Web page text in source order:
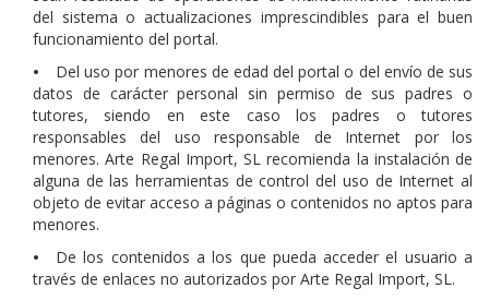
del sistema o actualizaciones imprescindibles para el buen
funcionamiento del portal.
•
Del uso por menores de edad del portal o del envío de sus
datos de carácter personal sin permiso de sus padres o
tutores, siendo en este caso los padres o tutores
responsables del uso responsable de Internet por los
menores. Arte Regal Import, SL recomienda la instalación de
alguna de las herramientas de control del uso de Internet al
objeto de evitar acceso a páginas o contenidos no aptos para
menores.
•
De los contenidos a los que pueda acceder el usuario a
través de enlaces no autorizados por Arte Regal Import, SL.